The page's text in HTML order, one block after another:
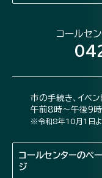
コールセ
市の手続き、イベ
午前8時～午後9
※令和8年10月1日よ
コールセンターのペー
ジ